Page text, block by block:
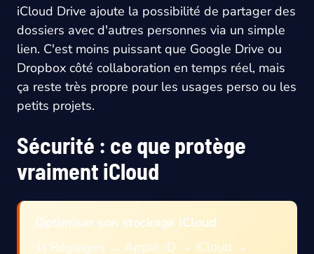
iCloud Drive ajoute la possibilité de partager des
dossiers avec d'autres personnes via un simple
lien. C'est moins puissant que Google Drive ou
Dropbox côté collaboration en temps réel, mais
ça reste très propre pour les usages perso ou les
petits projets.
Sécurité : ce que protège
vraiment iCloud
Optimiser son stockage iCloud
1) Réglages → Apple ID → iCloud →